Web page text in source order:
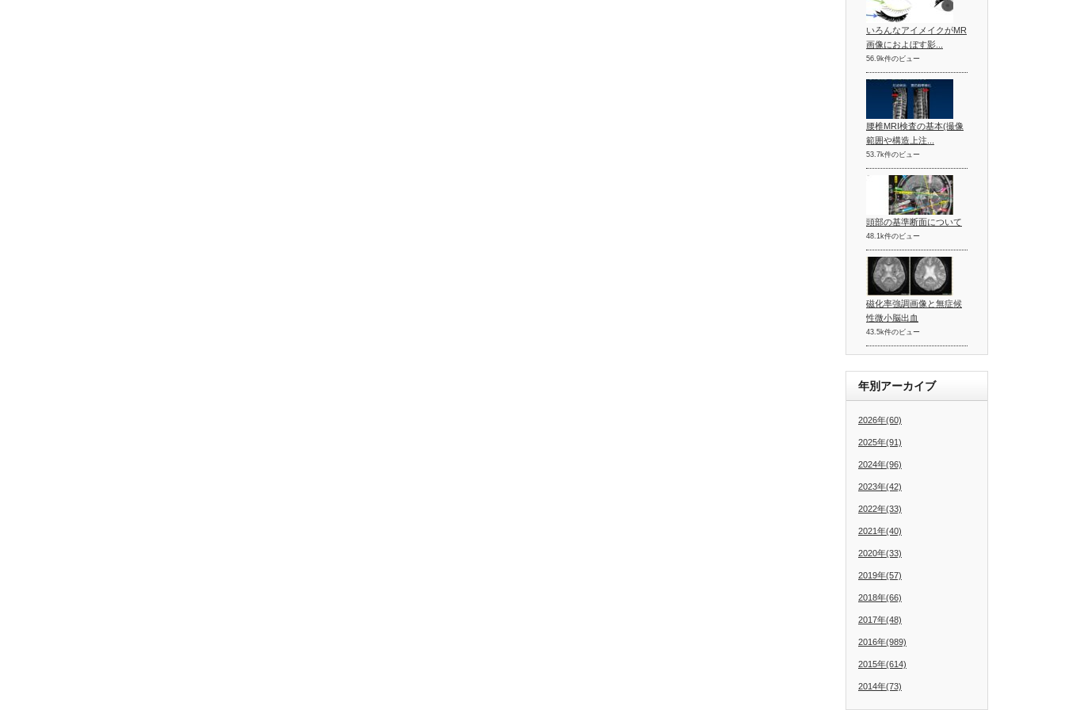
いろんなアイメイクがMR
画像におよぼす影...
56.9k件のビュー
腰椎MRI検査の基本(撮像
範囲や構造上注...
53.7k件のビュー
頭部の基準断面について
48.1k件のビュー
磁化率強調画像と無症候
性微小脳出血
43.5k件のビュー
年別アーカイブ
2026年(60)
2025年(91)
2024年(96)
2023年(42)
2022年(33)
2021年(40)
2020年(33)
2019年(57)
2018年(66)
2017年(48)
2016年(989)
2015年(614)
2014年(73)